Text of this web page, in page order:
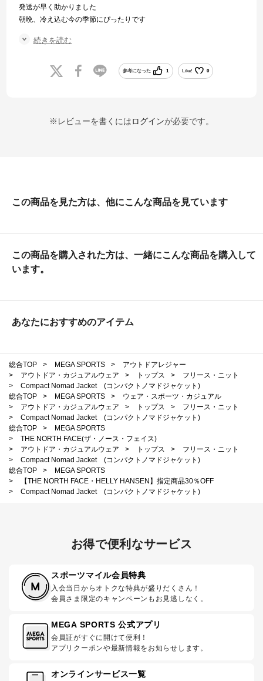
発送が早く助かりました
朝晩、冷え込む今の季節にぴったりです
入っています
買って良かったです
続きを読む
参考になった 1 Like! 0
※レビューを書くにはログインが必要です。
この商品を見た方は、他にこんな商品を見ています
この商品を購入された方は、一緒にこんな商品を購入して
います。
あなたにおすすめのアイテム
総合TOP > MEGA SPORTS >
アウトドアレジャー
>
アウトドア・カジュアルウェア > トップス >
フリース・ニット
>
Compact Nomad Jacket (コンパクトノマドジャケット)
総合TOP
> MEGA SPORTS >
ウェア・スポーツ・カジュアル
>
アウトドア・カジュアルウェア > トップス >
フリース・ニット
>
Compact Nomad Jacket (コンパクトノマドジャケット)
総合TOP
>
MEGA SPORTS
>
THE NORTH FACE(ザ・ノース・フェイス)
>
アウトドア・カジュアルウェア > トップス >
フリース・ニット
>
Compact Nomad Jacket (コンパクトノマドジャケット)
総合TOP
>
MEGA SPORTS
>
【THE NORTH FACE・HELLY HANSEN】指定商品30％OFF
>
Compact Nomad Jacket (コンパクトノマドジャケット)
お得で便利なサービス
スポーツマイル会員特典
入会当日からオトクな特典が盛りだくさん！
会員さま限定のキャンペーンもお見逃しなく。
MEGA SPORTS 公式アプリ
会員証がすぐに開けて便利！
アプリクーポンや最新情報をお知らせします。
オンラインサービス一覧